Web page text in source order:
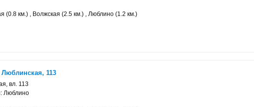
(0.8 км.) , Волжская (2.5 км.) , Люблино (1.2 км.)
113
вл. 113
Люблино